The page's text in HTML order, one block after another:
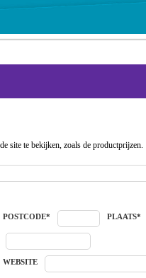
site te bekijken, zoals de productprijzen.
POSTCODE* PLAATS*
WEBSITE